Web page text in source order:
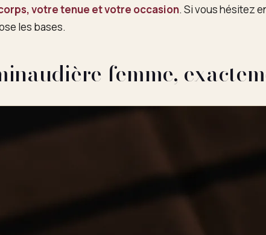
votre tenue et votre occasion. Si vous hésitez
les bases.
femme,